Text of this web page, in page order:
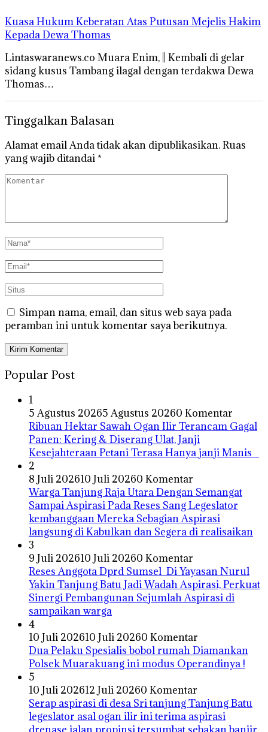
Kuasa Hukum Keberatan Atas Putusan Mejelis Hakim
Kepada Dewa Thomas
Lintaswaranews.co Muara Enim, || Kembali di gelar
sidang kusus Tambang ilagal dengan terdakwa Dewa
Thomas…
Tinggalkan Balasan
Alamat email Anda tidak akan dipublikasikan.Ruas
yang wajib ditandai *
Simpan nama, email, dan situs web saya pada
peramban ini untuk komentar saya berikutnya.
Popular Post
1
5 Agustus 20265 Agustus 20260 Komentar
Ribuan Hektar Sawah Ogan Ilir Terancam Gagal
Panen: Kering & Diserang Ulat, Janji
Kesejahteraan Petani Terasa Hanya janji Manis
2
8 Juli 202610 Juli 20260 Komentar
Warga Tanjung Raja Utara Dengan Semangat
Sampai Aspirasi Pada Reses Sang Legeslator
kembanggaan Mereka Sebagian Aspirasi
langsung di Kabulkan dan Segera di realisaikan
3
9 Juli 202610 Juli 20260 Komentar
Reses Anggota Dprd Sumsel Di Yayasan Nurul
Yakin Tanjung Batu Jadi Wadah Aspirasi, Perkuat
Sinergi Pembangunan Sejumlah Aspirasi di
sampaikan warga
4
10 Juli 202610 Juli 20260 Komentar
Dua Pelaku Spesialis bobol rumah Diamankan
Polsek Muarakuang ini modus Operandinya !
5
10 Juli 202612 Juli 20260 Komentar
Serap aspirasi di desa Sri tanjung Tanjung Batu
legeslator asal ogan ilir ini terima aspirasi